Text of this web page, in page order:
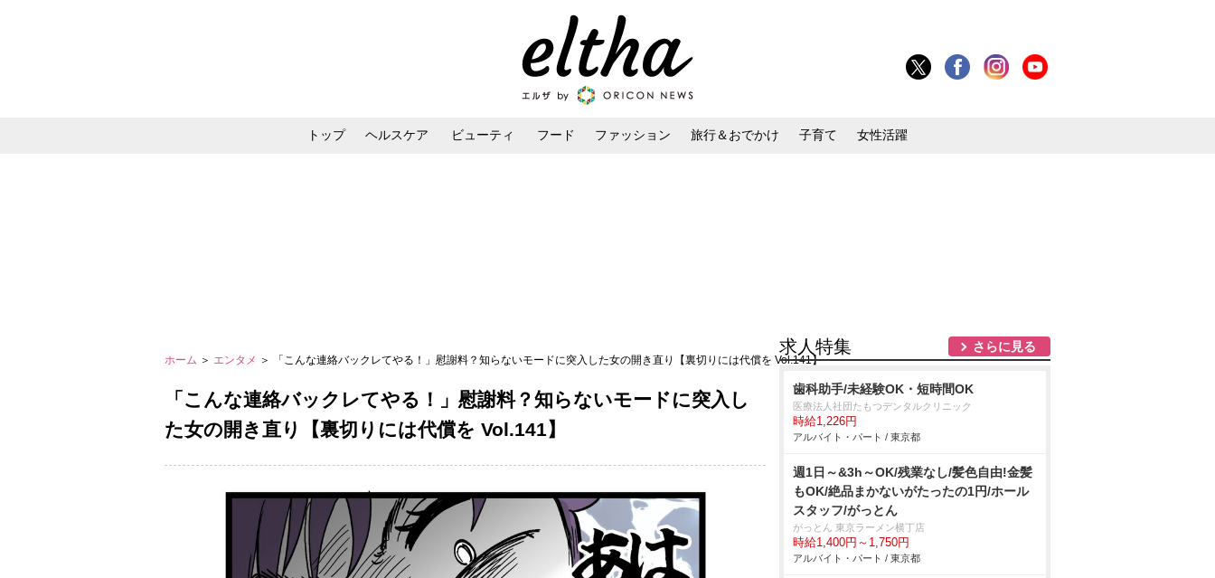
トップ ヘルスケア ビューティ フード ファッション 旅行＆おでかけ 子育て 女性活躍
ホーム ＞ エンタメ ＞ 「こんな連絡バックレてやる！」慰謝料？知らないモードに突入した女の開き直り【裏切りには代償を Vol.141】
「こんな連絡バックレてやる！」慰謝料？知らないモードに突入し
た女の開き直り【裏切りには代償を Vol.141】
求人特集 さらに見る
歯科助手/未経験OK・短時間OK
医療法人社団たもつデンタルクリニック
時給1,226円
アルバイト・パート / 東京都
週1日～&3h～OK/残業なし/髪色自由!金髪
もOK/絶品まかないがたったの1円/ホール
スタッフ/がっとん
がっとん 東京ラーメン横丁店
時給1,400円～1,750円
アルバイト・パート / 東京都